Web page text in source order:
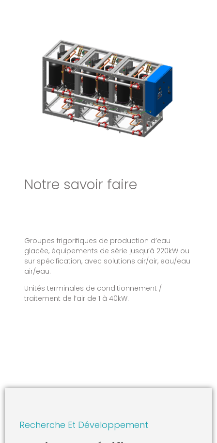
Notre savoir faire
Groupes frigorifiques de production d’eau
glacée, équipements de série jusqu’à 220kW ou
sur spécification, avec solutions air/air, eau/eau
air/eau.
Unités terminales de conditionnement /
traitement de l’air de 1 à 40kW.
Recherche Et Développement